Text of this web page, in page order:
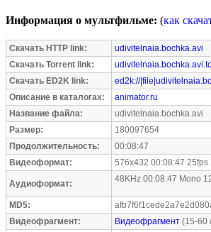
Информация о мультфильме: (как
Скачать HTTP link:
udivitelnaia.bochka.avi
Скачать Torrent link:
Скачать ED2K link:
ed2k://
Описание в каталогах:
animator.ru
Название файла:
udivitelnaia.bochka.avi
Размер:
180097654
Продолжительность:
00:08:47
Видеоформат:
576x432 00:08:47 25fps
Аудиоформат: 48KHz 00:08:47 Mono
MD5:
Видеофрагмент:
Видеофрагмент (15-60